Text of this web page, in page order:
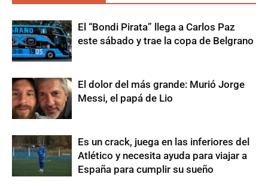
El “Bondi Pirata” llega a Carlos Paz
este sábado y trae la copa de Belgrano
El dolor del más grande: Murió Jorge
Messi, el papá de Lio
Es un crack, juega en las inferiores del
Atlético y necesita ayuda para viajar a
España para cumplir su sueño